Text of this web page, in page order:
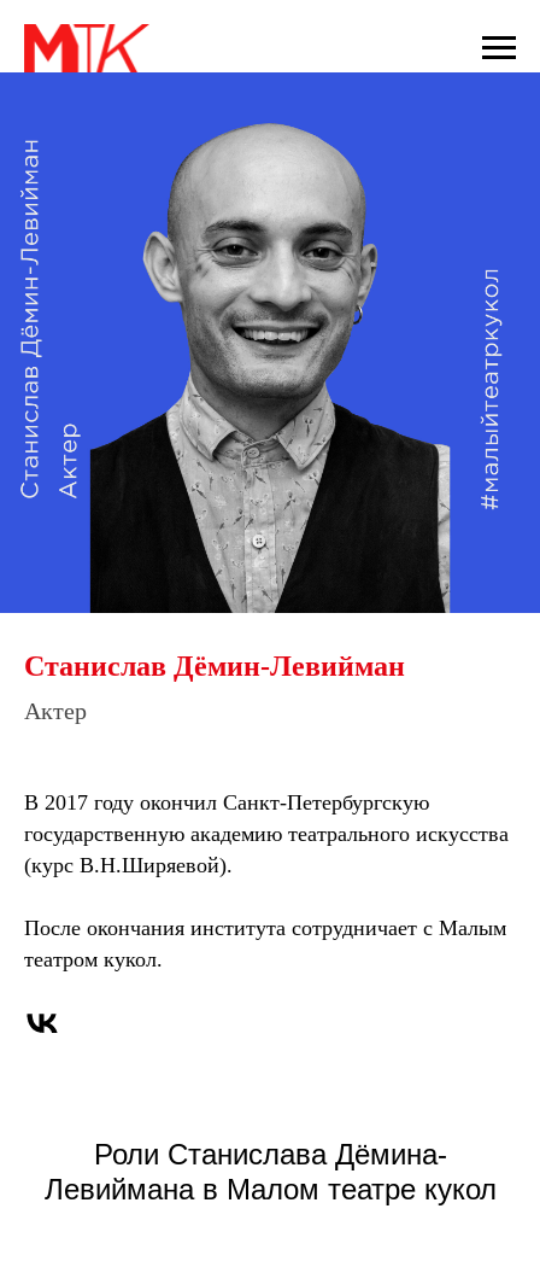
Станислав Дёмин-Левийман
Актер
В 2017 году окончил Санкт-Петербургскую
государственную академию театрального искусства
(курс В.Н.Ширяевой).
После окончания института сотрудничает с Малым
театром кукол.
Роли Станислава Дёмина-
Левиймана в Малом театре кукол